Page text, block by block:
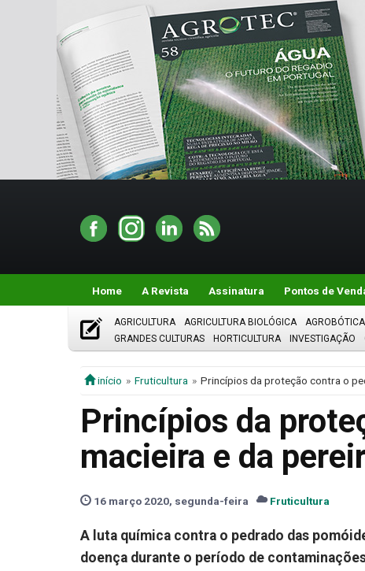
Home A Revista Assinatura Pontos de
AGRICULTURA AGRICULTURA BIOLÓGICA AGROBÓTICA
GRANDES CULTURAS
HORTICULTURA INVESTIGAÇÃO
início Fruticultura Princípios da proteção contra o
Princípios da
macieira e da
16 março 2020, segunda-feira Fruticultura
A luta química contra o pedrado das
doença durante o período de